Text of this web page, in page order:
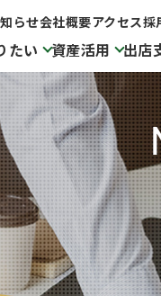
らせ会社概要アクセス採
たい 資産活用 出店